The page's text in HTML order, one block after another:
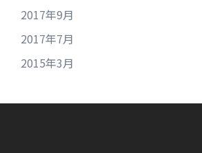
2017年9月
2017年7月
2015年3月